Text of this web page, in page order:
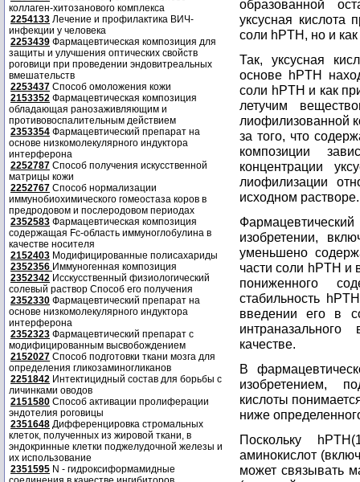
коллаген-хитозанового комплекса
2254133 Лечение и профилактика ВИЧ-
инфекции у человека
2253439 Фармацевтическая композиция для
защиты и улучшения оптических свойств
роговици при проведении эндовитреальных
вмешательств
2253437 Способ омоложения кожи
2153352 Фармацевтическая композиция
обладающая ранозаживляющим и
противовоспалительным действием
2353354 Фармацевтический препарат на
основе низкомолекулярного индуктора
интерферона
2252787 Способ получения искусственной
матрицы кожи
2252767 Способ нормализации
иммунобиохимического гомеостаза коров в
предродовом и послеродовом периодах
2352583 Фармацевтическая композиция
содержащая Fc-область иммуноглобулина в
качестве носителя
2152403 Модифицированные полисахариды
2352356 Иммуногенная композиция
2352342 Исскусственный физиологический
солевый раствор Способ его получения
2352330 Фармацевтический препарат на
основе низкомолекулярного индуктора
интерферона
2352323 Фармацевтический препарат с
модифицированным высвобождением
2152027 Способ подготовки ткани мозга для
определения гликозаминогликанов
2251842 Интектицидный состав для борьбы с
личинками оводов
2151580 Способ активации пролиферации
эндотелия роговицы
2351648 Дифференцировка стромальных
клеток, полученных из жировой ткани, в
эндокринные клетки поджелудочной железы и
их использование
2351595 N - гидроксиформамидные
образованной
уксусная кислота
соли hPTH, но и
Так, уксусная
основе hPTH
соли hPTH и как
летучим
лиофилизованной
за того, что
композиции
концентрации
лиофилизации
исходном растворе.
изобретении,
уменьшено
части соли hPTH и
пониженного
стабильность
введении его в
качестве.
В
изобретением,
кислоты
ниже
Поскольку
аминокислот
может связывать